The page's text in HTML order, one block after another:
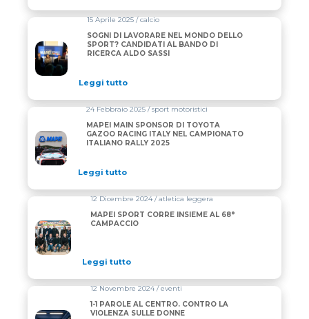
15 Aprile 2025 / calcio
SOGNI DI LAVORARE NEL MONDO DELLO
SPORT? CANDIDATI AL BANDO DI
RICERCA ALDO SASSI
Leggi tutto
24 Febbraio 2025 / sport motoristici
MAPEI MAIN SPONSOR DI TOYOTA
GAZOO RACING ITALY NEL CAMPIONATO
ITALIANO RALLY 2025
Leggi tutto
12 Dicembre 2024 / atletica leggera
MAPEI SPORT CORRE INSIEME AL 68°
CAMPACCIO
Leggi tutto
12 Novembre 2024 / eventi
1-1 PAROLE AL CENTRO. CONTRO LA
VIOLENZA SULLE DONNE